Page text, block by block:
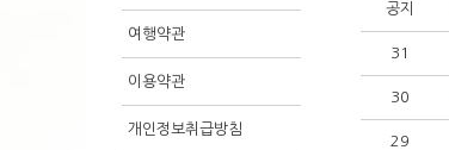
여행약관
이용약관
개인정보취급방침
공지
31
30
29